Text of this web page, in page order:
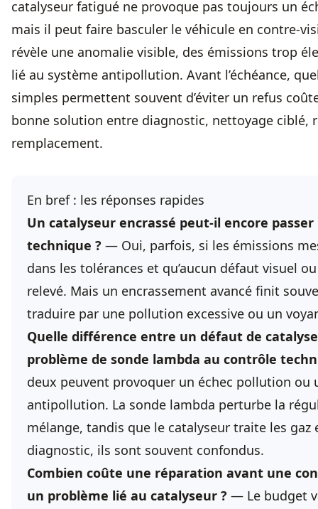
catalyseur fatigué ne provoque pas toujours un
mais il peut faire basculer le véhicule en contre-
révèle une anomalie visible, des émissions trop
lié au système antipollution. Avant l’échéance,
simples permettent souvent d’éviter un refus
bonne solution entre diagnostic, nettoyage ciblé,
remplacement.
En bref : les réponses rapides
Un catalyseur encrassé peut-il encore
technique ? — Oui, parfois, si les émissions
dans les tolérances et qu’aucun défaut visuel ou
relevé. Mais un encrassement avancé finit
traduire par une pollution excessive ou un
Quelle différence entre un défaut de
problème de sonde lambda au contrôle
deux peuvent provoquer un échec pollution ou
antipollution. La sonde lambda perturbe la
mélange, tandis que le catalyseur traite les gaz
diagnostic, ils sont souvent confondus.
Combien coûte une réparation avant une
un problème lié au catalyseur ? — Le budget